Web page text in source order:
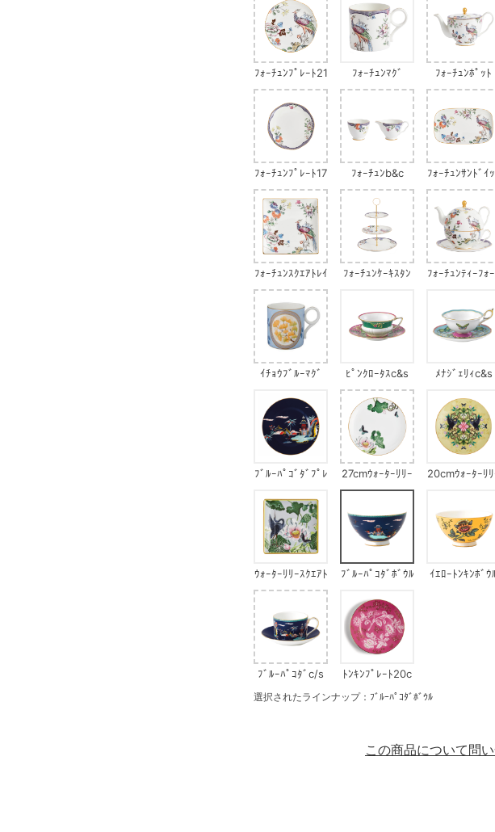
ﾌｫｰﾁｭﾝﾌﾟﾚｰﾄ21
cm
ﾌｫｰﾁｭﾝﾏｸﾞ ﾌｫｰﾁｭﾝﾎﾟｯﾄ
ﾌｫｰﾁｭﾝﾌﾟﾚｰﾄ17
cm
ﾌｫｰﾁｭﾝb&c
ﾌｫｰﾁｭﾝｻﾝﾄﾞｲ
ﾄﾚｲ
ﾌｫｰﾁｭﾝｽｸｴｱﾄﾚｲ
ﾌｫｰﾁｭﾝｹｰｷｽﾀﾝ
ﾌｫｰﾁｭﾝﾃｨｰﾌｫ
ｲﾁｮｳﾌﾞﾙｰﾏｸﾞ ﾋﾟﾝｸﾛｰﾀｽc&s ﾒﾅｼﾞｪﾘｨc&s
ﾌﾞﾙｰﾊﾟｺﾞﾀﾞﾌﾟﾚ
27cmｳｫｰﾀｰﾘﾘｰ
ﾌﾟﾚｰﾄ
20cmｳｫｰﾀｰﾘ
ｳｫｰﾀｰﾘﾘｰｽｸｴｱﾄ
ﾚｲ
ﾌﾞﾙｰﾊﾟｺﾀﾞﾎﾞｳﾙ ｲｴﾛｰﾄﾝｷﾝﾎﾞｳ
ﾌﾞﾙｰﾊﾟｺﾀﾞc/s
ﾄﾝｷﾝﾌﾟﾚｰﾄ20c
選択されたラインナップ：ﾌﾞﾙｰﾊﾟｺﾀﾞﾎﾞｳﾙ
この商品について問